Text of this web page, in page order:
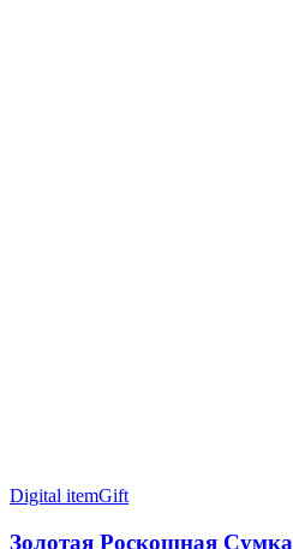
Digital itemGift
Золотая Роскошная Сумка